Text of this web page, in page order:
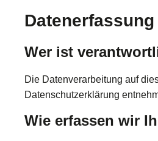
Wer ist
Die Datenverarbeitung auf
Datenschutzerklärung
Wie erfassen wir